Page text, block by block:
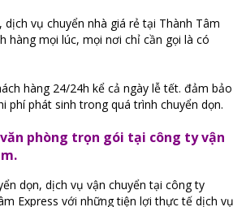
dịch vụ chuyển nhà giá rẻ tại Thành Tâm
hàng mọi lúc, mọi nơi chỉ cần gọi là có
hàng 24/24h kể cả ngày lễ tết. đảm bảo
phí phát sinh trong quá trình chuyển dọn.
văn phòng trọn gói tại công ty vận
dọn, dịch vụ vận chuyển tại công ty
Express với những tiện lợi thực tế dịch vụ